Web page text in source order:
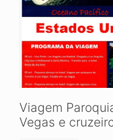
Viagem
Vegas e